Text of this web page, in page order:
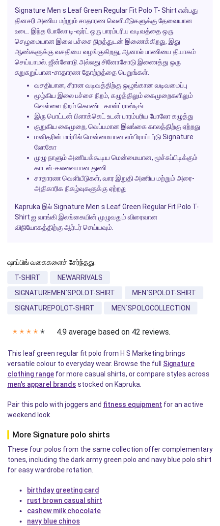
Signature Men s Leaf Green Regular Fit Polo T- Shirt என்பது
தினசரி அணிய மற்றும் சாதாரண வெளியீடுகளுக்கு தேவையான
உடை. இந்த போலோ டி-ஷர்ட் ஒரு பாரம்பரிய வடிவத்தை ஒரு
செழுமையான இலை பச்சை நிறத்துடன் இணைக்கிறது, இது
ஆண்களுக்கு வசதியை வழங்குகிறது, ஆனால் பாணியை தியாகம்
செய்யாமல். ஜீன்ஸோடு அல்லது சினோசோடு இணைத்து ஒரு
சுறுசுறுப்பான-சாதாரண தோற்றத்தை பெறுங்கள்.
வசதியான, சீரான வடிவத்திற்கு ஒழுங்கான வடிவமைப்பு
மூழ்கிய இலை பச்சை நிறம், கழுத்திலும் கைமுறைகளிலும்
வெள்ளை நிறம் கொண்ட கான்ட்ராஸ்டிங்
இரு பொட்டன் பிளாக்கெட் உடன் பாரம்பரிய போலோ கழுத்து
குறுகிய கைமுறை, வெப்பமான இலங்கை காலத்திற்கு ஏற்றது
மனிதரின் மார்பில் மென்மையான எம்பிராய்டர்டு Signature
லோகோ
முழு நாளும் அணியக்கூடிய மென்மையான, மூச்சுப்பிடிக்கும்
காடன்-கலவையான துணி
சாதாரண வெளியீடுகள், வார இறுதி அணிய மற்றும் அரை-
அதிகாரிக நிகழ்வுகளுக்கு ஏற்றது
Kapruka இல் Signature Men s Leaf Green Regular Fit Polo T-
Shirt ஐ வாங்கி இலங்கையின் முழுவதும் விரைவான
விநியோகத்திற்கு ஆர்டர் செய்யவும்.
ஷாப்பிங் வகைகளைச் சேர்ந்தது:
T-SHIRT
NEWARRIVALS
SIGNATUREMEN`SPOLOT-SHIRT
MEN`SPOLOT-SHIRT
SIGNATUREPOLOT-SHIRT
MEN`SPOLOCOLLECTION
✭ ✭ ✭ ✭ ✭ 4.9 average based on 42 reviews.
This leaf green regular fit polo from H S Marketing brings
versatile colour to everyday wear. Browse the full Signature
clothing range for more casual shirts, or compare styles across
men's apparel brands stocked on Kapruka.
Pair this polo with joggers and fitness equipment for an active
weekend look.
More Signature polo shirts
These four polos from the same collection offer complementary
tones, including the dark army green polo and navy blue polo shirt
for easy wardrobe rotation.
birthday greeting card
rust brown casual shirt
cashew milk chocolate
navy blue chinos